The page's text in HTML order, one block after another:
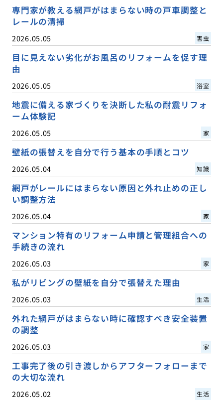
専門家が教える網戸がはまらない時の戸車調整と
レールの清掃
2026.05.05 害虫
目に見えない劣化がお風呂のリフォームを促す理
由
2026.05.05 浴室
地震に備える家づくりを決断した私の耐震リフォ
ーム体験記
2026.05.05 家
壁紙の張替えを自分で行う基本の手順とコツ
2026.05.04 知識
網戸がレールにはまらない原因と外れ止めの正し
い調整方法
2026.05.04 家
マンション特有のリフォーム申請と管理組合への
手続きの流れ
2026.05.03 家
私がリビングの壁紙を自分で張替えた理由
2026.05.03 生活
外れた網戸がはまらない時に確認すべき安全装置
の調整
2026.05.03 家
工事完了後の引き渡しからアフターフォローまで
の大切な流れ
2026.05.02 生活